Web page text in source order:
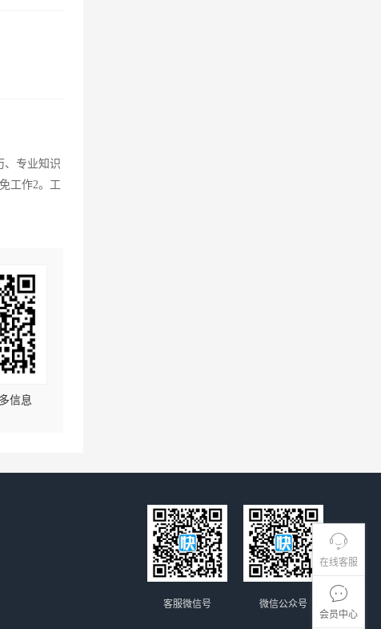
在线客服
会员中心
、专业知识
工作2。工
信息
微信公众号
客服微信号